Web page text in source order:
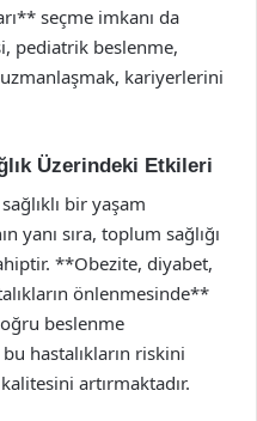
seçme imkanı da
pediatrik beslenme,
kariyerlerini
Üzerindeki Etkileri
bir yaşam
yanı sıra, toplum sağlığı
**Obezite, diyabet,
önlenmesinde**
beslenme
bu hastalıkların riskini
artırmaktadır.